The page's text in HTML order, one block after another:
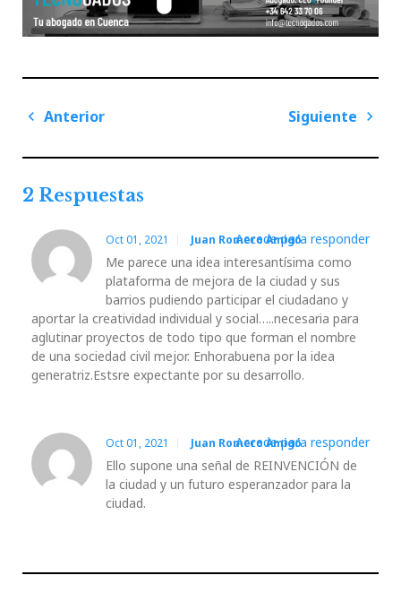
Navegación
entradas
Anterior
Siguiente
2 Respuestas
Oct 01, 2021 Juan Romero Amigó
Me parece una idea interesantísima como
plataforma de mejora de la ciudad y sus
barrios pudiendo participar el ciudadano y
aportar la creatividad individual y social…..necesaria para
aglutinar proyectos de todo tipo que forman el nombre
de una sociedad civil mejor. Enhorabuena por la idea
generatriz.Estsre expectante por su desarrollo.
Accede para responder
Oct 01, 2021 Juan Romero Amigó
Ello supone una señal de REINVENCIÓN de
la ciudad y un futuro esperanzador para la
ciudad.
Accede para responder